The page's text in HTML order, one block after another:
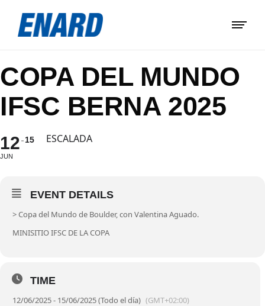
COPA DEL MUNDO
IFSC BERNA 2025
12
JUN
15 ESCALADA
EVENT DETAILS
> Copa del Mundo de Boulder, con Valentina Aguado.
MINISITIO IFSC DE LA COPA
TIME
12/06/2025 - 15/06/2025 (Todo el día) (GMT+02:00)